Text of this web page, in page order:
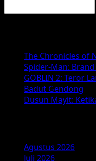
Ozora
&
2025
The Chronicles of
Spider-Man:
GOBLIN 2: Teror
Badut Gendong
Dusun Mayit:
Agustus 2026
Juli 2026